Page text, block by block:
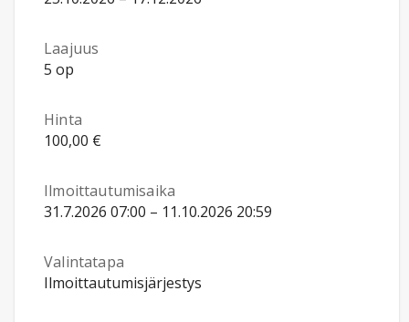
Laajuus
5 op
Hinta
100,00 €
Ilmoittautumisaika
31.7.2026 07:00 – 11.10.2026 20:59
Valintatapa
Ilmoittautumisjärjestys